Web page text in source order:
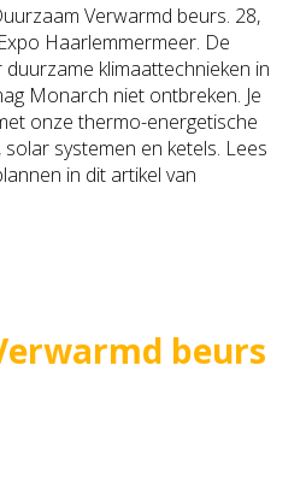
Verwarmd beurs. 28,
Haarlemmermeer. De
klimaattechnieken in
Monarch niet ontbreken. Je
onze thermo-energetische
systemen en ketels. Lees
in dit artikel van
beurs